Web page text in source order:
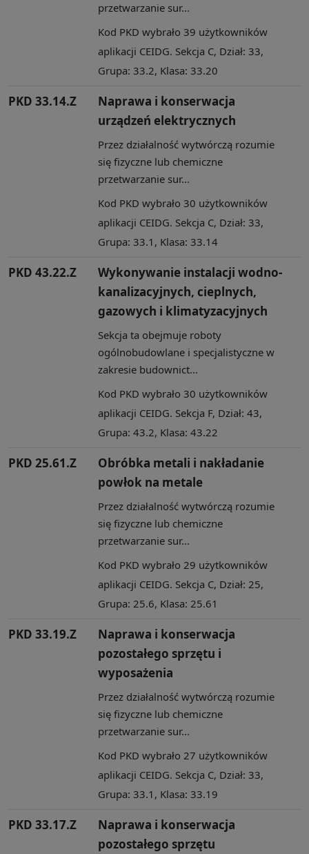
przetwarzanie sur...
Kod PKD wybrało 39 użytkowników
aplikacji CEIDG. Sekcja C, Dział: 33,
Grupa: 33.2, Klasa: 33.20
PKD 33.14.Z
Naprawa i konserwacja
urządzeń elektrycznych
Przez działalność wytwórczą rozumie
się fizyczne lub chemiczne
przetwarzanie sur...
Kod PKD wybrało 30 użytkowników
aplikacji CEIDG. Sekcja C, Dział: 33,
Grupa: 33.1, Klasa: 33.14
PKD 43.22.Z
Wykonywanie instalacji wodno-
kanalizacyjnych, cieplnych,
gazowych i klimatyzacyjnych
Sekcja ta obejmuje roboty
ogólnobudowlane i specjalistyczne w
zakresie budownict...
Kod PKD wybrało 30 użytkowników
aplikacji CEIDG. Sekcja F, Dział: 43,
Grupa: 43.2, Klasa: 43.22
PKD 25.61.Z
Obróbka metali i nakładanie
powłok na metale
Przez działalność wytwórczą rozumie
się fizyczne lub chemiczne
przetwarzanie sur...
Kod PKD wybrało 29 użytkowników
aplikacji CEIDG. Sekcja C, Dział: 25,
Grupa: 25.6, Klasa: 25.61
PKD 33.19.Z
Naprawa i konserwacja
pozostałego sprzętu i
wyposażenia
Przez działalność wytwórczą rozumie
się fizyczne lub chemiczne
przetwarzanie sur...
Kod PKD wybrało 27 użytkowników
aplikacji CEIDG. Sekcja C, Dział: 33,
Grupa: 33.1, Klasa: 33.19
PKD 33.17.Z
Naprawa i konserwacja
pozostałego sprzętu